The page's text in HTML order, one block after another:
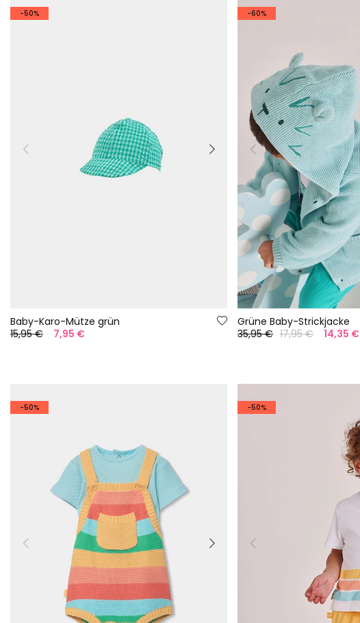
-50%
Baby-Karo-Mütze grün
15,95 €
7,95 €
-60%
Grüne Baby-Strickjacke
35,95 € 17,95 € 14,35 €
-50% -50%